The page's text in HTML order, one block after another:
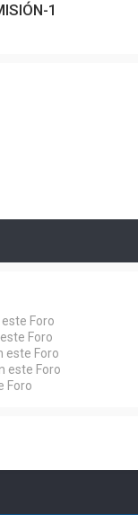
1
Foro
Foro
este Foro
este Foro
Foro